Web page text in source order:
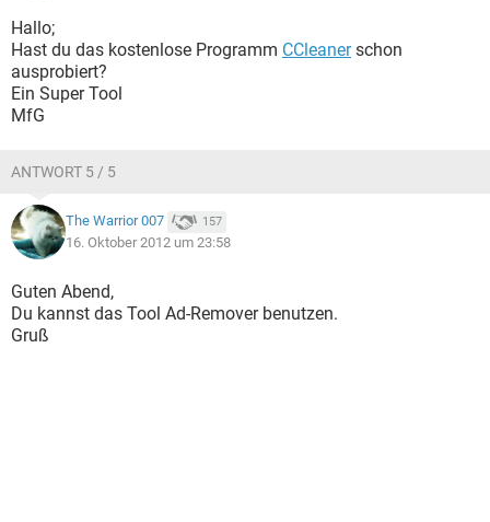
Hallo;
Hast du das kostenlose Programm CCleanerschon
ausprobiert?
Ein Super Tool
MfG
ANTWORT 5 / 5
The Warrior 007 157
16. Oktober 2012 um 23:58
Guten Abend,
Du kannst das Tool Ad-Remover benutzen.
Gruß